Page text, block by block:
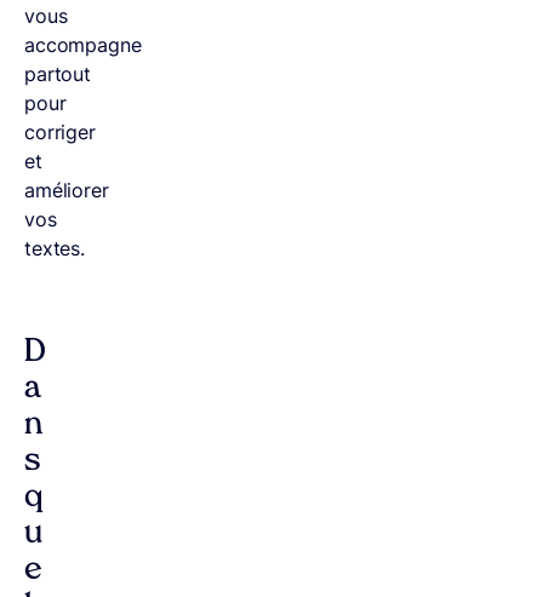
vous
accompagne
partout
pour
corriger
et
améliorer
vos
textes.
D
a
n
s
q
u
e